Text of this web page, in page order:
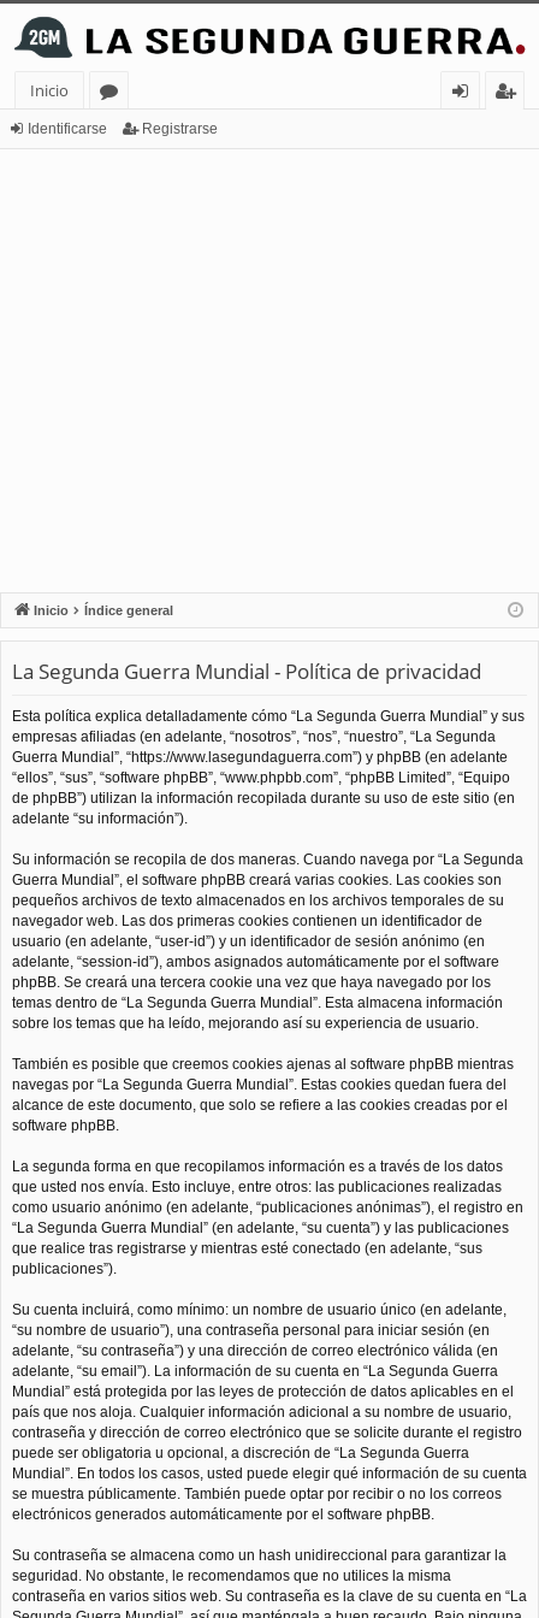
Inicio
or
Identificarse Registrarse
Inicio Índice general
La Segunda Guerra Mundial - Política de privacidad
Esta política explica detalladamente cómo “La Segunda Guerra Mundial” y sus
empresas afiliadas (en adelante, “nosotros”, “nos”, “nuestro”, “La Segunda
Guerra Mundial”, “https://www.lasegundaguerra.com”) y phpBB (en adelante
“ellos”, “sus”, “software phpBB”, “www.phpbb.com”, “phpBB Limited”, “Equipo
de phpBB”) utilizan la información recopilada durante su uso de este sitio (en
adelante “su información”).
Su información se recopila de dos maneras. Cuando navega por “La Segunda
Guerra Mundial”, el software phpBB creará varias cookies. Las cookies son
pequeños archivos de texto almacenados en los archivos temporales de su
navegador web. Las dos primeras cookies contienen un identificador de
usuario (en adelante, “user-id”) y un identificador de sesión anónimo (en
adelante, “session-id”), ambos asignados automáticamente por el software
phpBB. Se creará una tercera cookie una vez que haya navegado por los
temas dentro de “La Segunda Guerra Mundial”. Esta almacena información
sobre los temas que ha leído, mejorando así su experiencia de usuario.
También es posible que creemos cookies ajenas al software phpBB mientras
navegas por “La Segunda Guerra Mundial”. Estas cookies quedan fuera del
alcance de este documento, que solo se refiere a las cookies creadas por el
software phpBB.
La segunda forma en que recopilamos información es a través de los datos
que usted nos envía. Esto incluye, entre otros: las publicaciones realizadas
como usuario anónimo (en adelante, “publicaciones anónimas”), el registro en
“La Segunda Guerra Mundial” (en adelante, “su cuenta”) y las publicaciones
que realice tras registrarse y mientras esté conectado (en adelante, “sus
publicaciones”).
Su cuenta incluirá, como mínimo: un nombre de usuario único (en adelante,
“su nombre de usuario”), una contraseña personal para iniciar sesión (en
adelante, “su contraseña”) y una dirección de correo electrónico válida (en
adelante, “su email”). La información de su cuenta en “La Segunda Guerra
Mundial” está protegida por las leyes de protección de datos aplicables en el
país que nos aloja. Cualquier información adicional a su nombre de usuario,
contraseña y dirección de correo electrónico que se solicite durante el registro
puede ser obligatoria u opcional, a discreción de “La Segunda Guerra
Mundial”. En todos los casos, usted puede elegir qué información de su cuenta
se muestra públicamente. También puede optar por recibir o no los correos
electrónicos generados automáticamente por el software phpBB.
Su contraseña se almacena como un hash unidireccional para garantizar la
seguridad. No obstante, le recomendamos que no utilices la misma
contraseña en varios sitios web. Su contraseña es la clave de su cuenta en “La